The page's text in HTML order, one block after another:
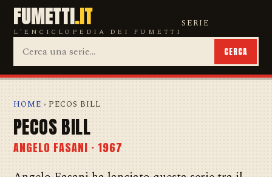
FUMETTI.IT
L'ENCICLOPEDIA DEI FUMETTI
SERIE
CERCA
HOME › PECOS BILL
PECOS BILL
ANGELO FASANI · 1967